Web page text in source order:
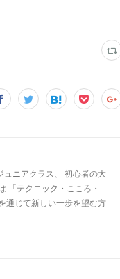
ニアクラス、 初心者の大
「テクニック・こころ・
通じて新しい一歩を望む方